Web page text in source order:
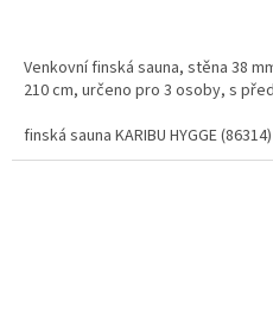
Venkovní finská sauna, stěna 38
210 cm, určeno pro 3 osoby, s
finská sauna KARIBU HYGGE